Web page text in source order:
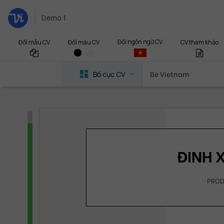
Demo 1
Đổi mẫu CV Đổi màu CV Đổi ngôn ngữ CV CV tham khảo
Bố cục CV Be Vietnam
ĐINH